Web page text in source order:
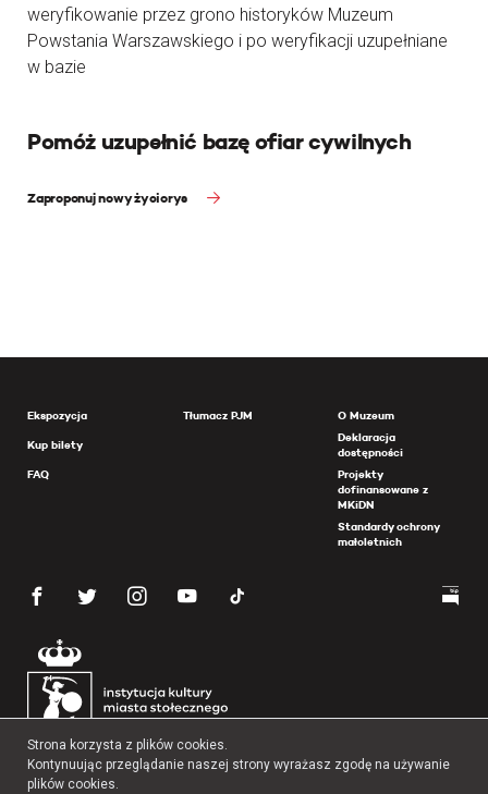
weryfikowanie przez grono historyków Muzeum
Powstania Warszawskiego i po weryfikacji uzupełniane
w bazie
Pomóż uzupełnić bazę ofiar cywilnych
Zaproponuj nowy życiorys
Ekspozycja
Kup bilety
FAQ
Tłumacz PJM
O Muzeum
Deklaracja
dostępności
Projekty
dofinansowane z
MKiDN
Standardy ochrony
małoletnich
Strona korzysta z plików cookies.
Kontynuując przeglądanie naszej strony wyrażasz zgodę na używanie
plików cookies.